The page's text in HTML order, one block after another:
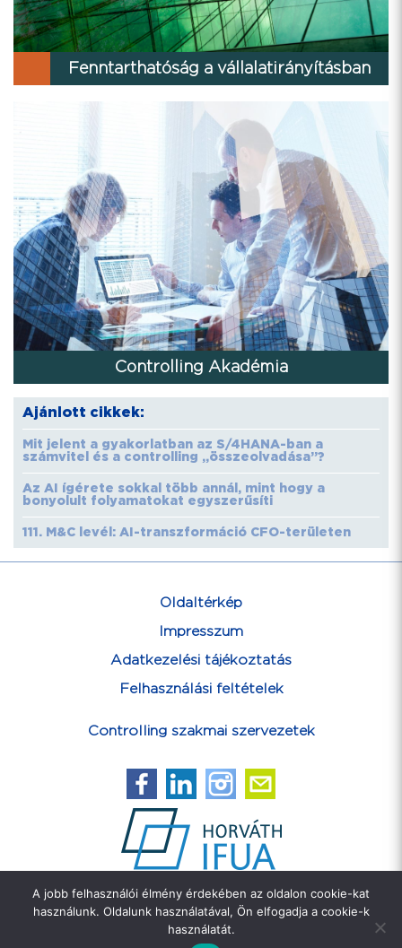
Fenntarthatóság a vállalatirányításban
Controlling Akadémia
Ajánlott cikkek:
Mit jelent a gyakorlatban az S/4HANA-ban a
számvitel és a controlling „összeolvadása”?
Az AI ígérete sokkal több annál, mint hogy a
bonyolult folyamatokat egyszerűsíti
111. M&C levél: AI-transzformáció CFO-területen
Oldaltérkép
Impresszum
Adatkezelési tájékoztatás
Felhasználási feltételek
Controlling szakmai szervezetek
Feliratkozás hírlevélre
A jobb felhasználói élmény érdekében az oldalon cookie-kat
használunk. Oldalunk használatával, Ön elfogadja a cookie-k
használatát.